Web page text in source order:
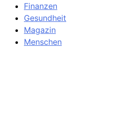
Finanzen
Gesundheit
Magazin
Menschen